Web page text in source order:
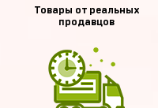
Товары от реальных
продавцов